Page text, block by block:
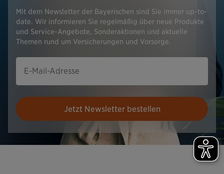
Mit dem Newsletter der Bayerischen sind Sie immer up-to-
date. Wir informieren Sie regelmäßig über neue Produkte
und Service-Angebote, Sonderaktionen und aktuelle
Themen rund um Versicherungen und Vorsorge.
E-Mail-Adresse
Jetzt Newsletter bestellen